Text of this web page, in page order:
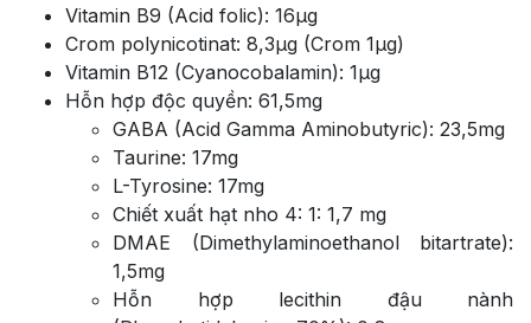
Vitamin B9 (Acid folic): 16µg
Crom polynicotinat: 8,3µg (Crom 1µg)
Vitamin B12 (Cyanocobalamin): 1µg
Hỗn hợp độc quyền: 61,5mg
GABA (Acid Gamma Aminobutyric): 23,5mg
Taurine: 17mg
L-Tyrosine: 17mg
Chiết xuất hạt nho 4: 1: 1,7 mg
DMAE (Dimethylaminoethanol bitartrate):
1,5mg
Hỗn hợp lecithin đậu nành